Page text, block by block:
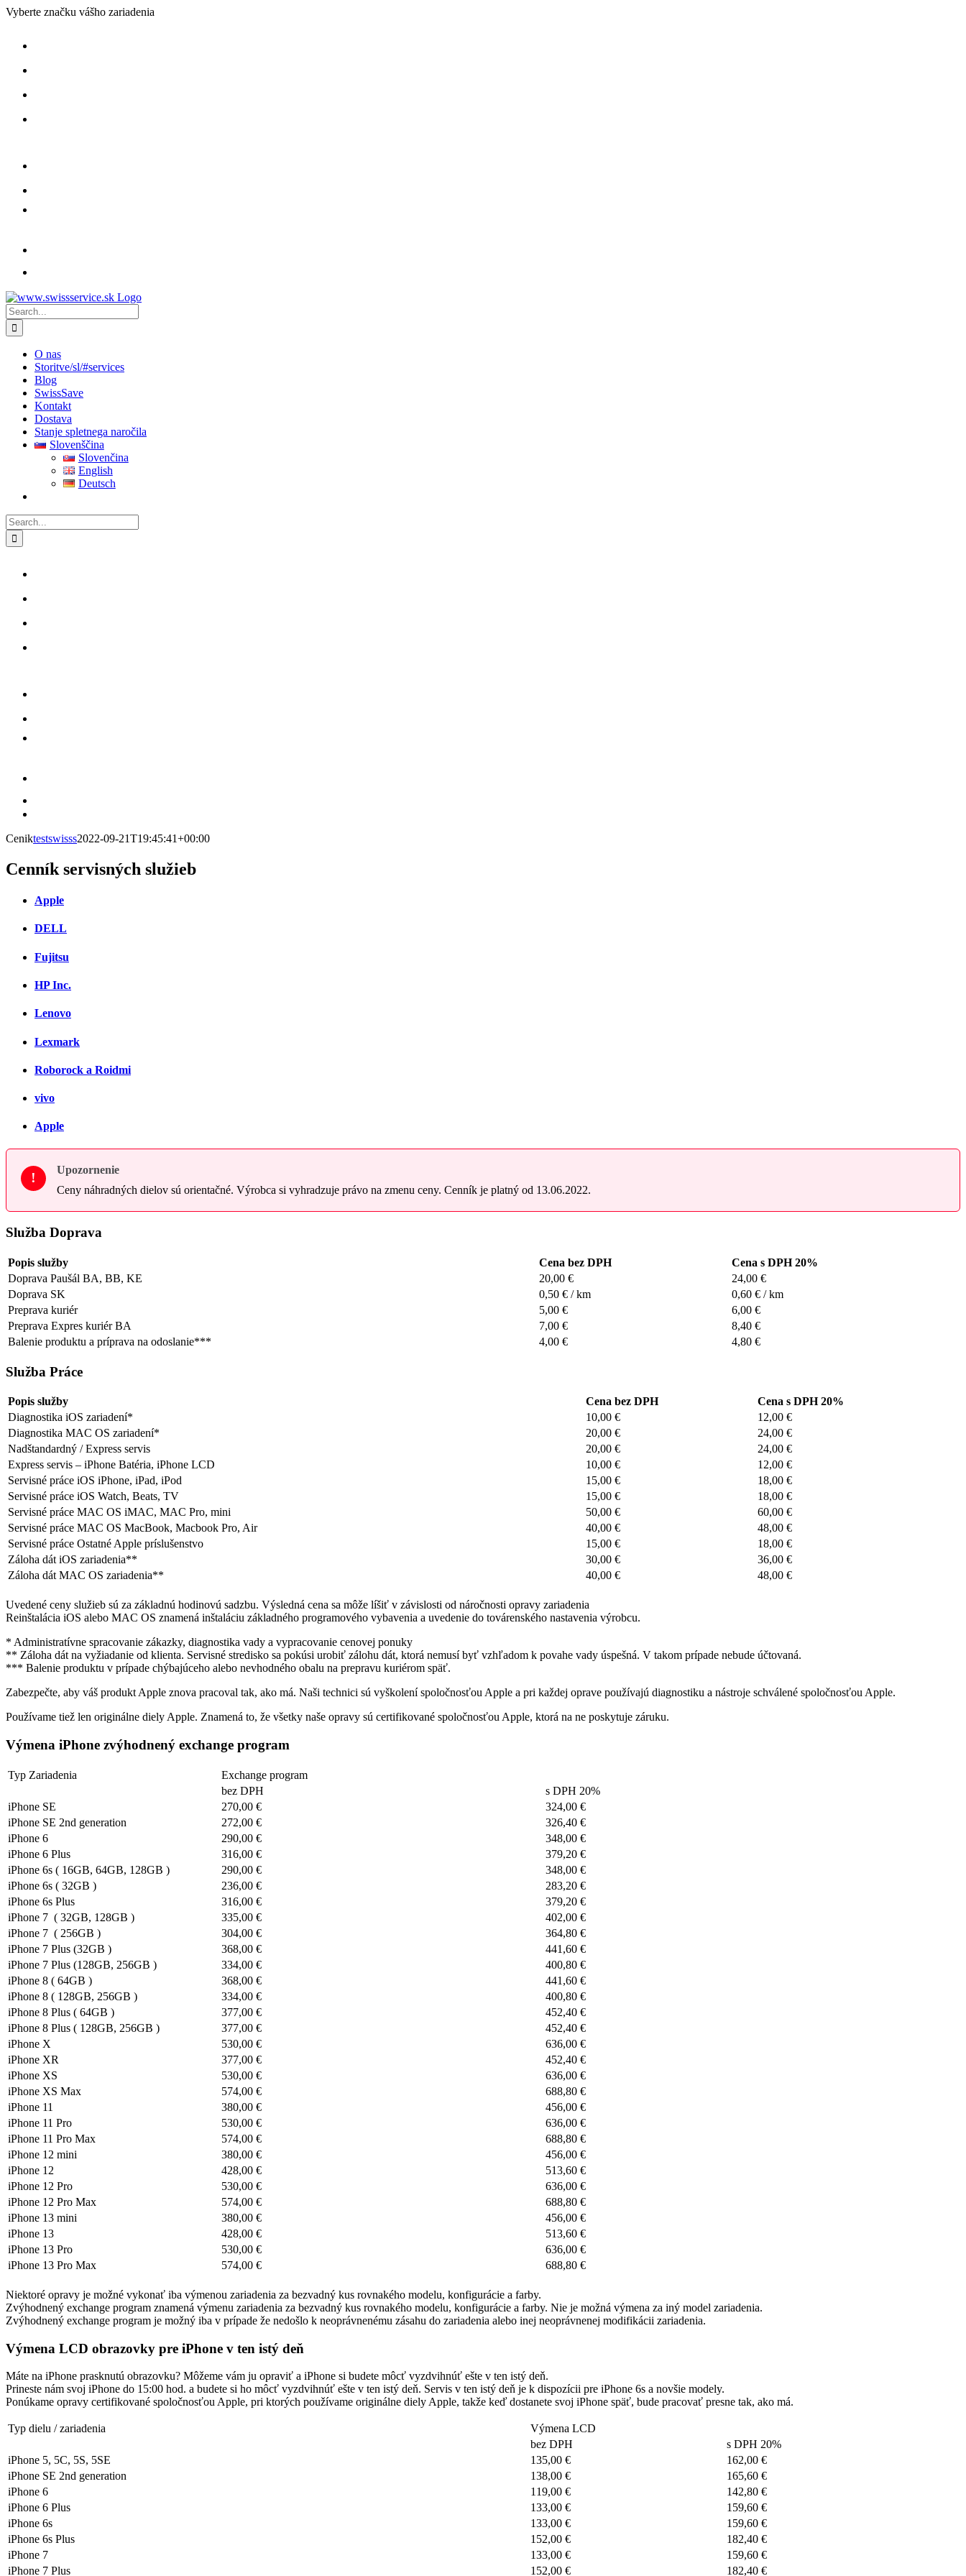
Skip
Vyberte značku vášho zariadenia
Search
for:
O nas
Storitve/sl/#services
Blog
SwissSave
Kontakt
Dostava
Stanje spletnega naročila
Slovenščina
Slovenčina
English
Deutsch
Search
for:
Ceniktestswisss2022-09-21T19:45:41+00:00
Cenník servisných služieb
Apple
DELL
Fujitsu
HP Inc.
Lenovo
Lexmark
Roborock a Roidmi
vivo
Apple
!
Upozornenie
Ceny náhradných dielov sú orientačné. Výrobca si vyhradzuje právo na zmenu ceny. Cenník je platný od 13.06.2022.
Služba Doprava
Popis služby Cena bez DPH
Cena s DPH 20%
Doprava Paušál BA, BB, KE
20,00 €
24,00 €
Doprava SK
0,50 € / km
0,60 € / km
Preprava kuriér
5,00 €
6,00 €
Preprava Expres kuriér BA
7,00 €
8,40 €
Balenie produktu a príprava na odoslanie***
4,00 € 4,80 €
Služba Práce
Popis služby Cena bez DPH
Cena s DPH 20%
Diagnostika iOS zariadení*
10,00 €
12,00 €
Diagnostika MAC OS zariadení*
20,00 €
24,00 €
Nadštandardný / Express servis
20,00 €
24,00 €
Express servis – iPhone Batéria, iPhone LCD
10,00 €
12,00 €
Servisné práce iOS iPhone, iPad, iPod
15,00 €
18,00 €
Servisné práce iOS Watch, Beats, TV
15,00 €
18,00 €
Servisné práce MAC OS iMAC, MAC Pro, mini
50,00 €
60,00 €
Servisné práce MAC OS MacBook, Macbook Pro, Air
40,00 €
48,00 €
Servisné práce Ostatné Apple príslušenstvo
15,00 €
18,00 €
Záloha dát iOS zariadenia**
30,00 €
36,00 €
Záloha dát MAC OS zariadenia**
40,00 € 48,00 €
Uvedené ceny služieb sú za základnú hodinovú sadzbu. Výsledná cena sa môže líšiť v závislosti od náročnosti opravy zariadenia
Reinštalácia iOS alebo MAC OS znamená inštaláciu základného programového vybavenia a uvedenie do továrenského nastavenia výrobcu.
* Administratívne spracovanie zákazky, diagnostika vady a vypracovanie cenovej ponuky
** Záloha dát na vyžiadanie od klienta. Servisné stredisko sa pokúsi urobiť zálohu dát, ktorá nemusí byť vzhľadom k povahe vady úspešná. V takom prípade nebude účtovaná.
*** Balenie produktu v prípade chýbajúceho alebo nevhodného obalu na prepravu kuriérom späť.
Zabezpečte, aby váš produkt Apple znova pracoval tak, ako má. Naši technici sú vyškolení spoločnosťou Apple a pri každej oprave používajú diagnostiku a nástroje schválené spoločnosťou Apple.
Používame tiež len originálne diely Apple. Znamená to, že všetky naše opravy sú certifikované spoločnosťou Apple, ktorá na ne poskytuje záruku.
Výmena iPhone zvýhodnený exchange program
Typ Zariadenia
Exchange program
bez DPH
s DPH 20%
iPhone SE
270,00 €
324,00 €
iPhone SE 2nd generation
272,00 €
326,40 €
iPhone 6
290,00 €
348,00 €
iPhone 6 Plus
316,00 €
379,20 €
iPhone 6s ( 16GB, 64GB, 128GB )
290,00 €
348,00 €
iPhone 6s ( 32GB )
236,00 €
283,20 €
iPhone 6s Plus
316,00 €
379,20 €
iPhone 7 ( 32GB, 128GB )
335,00 €
402,00 €
iPhone 7 ( 256GB )
304,00 €
364,80 €
iPhone 7 Plus (32GB )
368,00 €
441,60 €
iPhone 7 Plus (128GB, 256GB )
334,00 €
400,80 €
iPhone 8 ( 64GB )
368,00 €
441,60 €
iPhone 8 ( 128GB, 256GB )
334,00 €
400,80 €
iPhone 8 Plus ( 64GB )
377,00 €
452,40 €
iPhone 8 Plus ( 128GB, 256GB )
377,00 €
452,40 €
iPhone X
530,00 €
636,00 €
iPhone XR
377,00 €
452,40 €
iPhone XS
530,00 €
636,00 €
iPhone XS Max
574,00 €
688,80 €
iPhone 11
380,00 €
456,00 €
iPhone 11 Pro
530,00 €
636,00 €
iPhone 11 Pro Max
574,00 €
688,80 €
iPhone 12 mini
380,00 €
456,00 €
iPhone 12
428,00 €
513,60 €
iPhone 12 Pro
530,00 €
636,00 €
iPhone 12 Pro Max
574,00 €
688,80 €
iPhone 13 mini
380,00 €
456,00 €
iPhone 13
428,00 €
513,60 €
iPhone 13 Pro
530,00 €
636,00 €
iPhone 13 Pro Max
574,00 € 688,80 €
Niektoré opravy je možné vykonať iba výmenou zariadenia za bezvadný kus rovnakého modelu, konfigurácie a farby.
Zvýhodnený exchange program znamená výmenu zariadenia za bezvadný kus rovnakého modelu, konfigurácie a farby. Nie je možná výmena za iný model zariadenia.
Zvýhodnený exchange program je možný iba v prípade že nedošlo k neoprávnenému zásahu do zariadenia alebo inej neoprávnenej modifikácii zariadenia.
Výmena LCD obrazovky pre iPhone v ten istý deň
Máte na iPhone prasknutú obrazovku? Môžeme vám ju opraviť a iPhone si budete môcť vyzdvihnúť ešte v ten istý deň.
Prineste nám svoj iPhone do 15:00 hod. a budete si ho môcť vyzdvihnúť ešte v ten istý deň. Servis v ten istý deň je k dispozícii pre iPhone 6s a novšie modely.
Ponúkame opravy certifikované spoločnosťou Apple, pri ktorých používame originálne diely Apple, takže keď dostanete svoj iPhone späť, bude pracovať presne tak, ako má.
Typ dielu / zariadenia
Výmena LCD
bez DPH
s DPH 20%
iPhone 5, 5C, 5S, 5SE
135,00 €
162,00 €
iPhone SE 2nd generation
138,00 €
165,60 €
iPhone 6
119,00 €
142,80 €
iPhone 6 Plus
133,00 €
159,60 €
iPhone 6s
133,00 €
159,60 €
iPhone 6s Plus
152,00 €
182,40 €
iPhone 7
133,00 €
159,60 €
iPhone 7 Plus
152,00 € 182,40 €